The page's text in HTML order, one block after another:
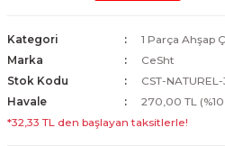
Kategori
1 Parça Ahşap
Marka
CeSht
Stok Kodu
CST-
Havale
270,00 TL
*32,33 TL den başlayan taksitlerle!